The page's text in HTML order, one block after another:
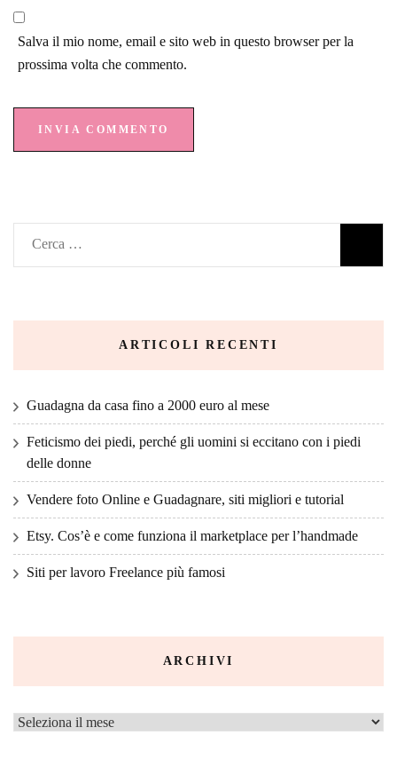
Salva il mio nome, email e sito web in questo browser per la
prossima volta che commento.
ARTICOLI RECENTI
Guadagna da casa fino a 2000 euro al mese
Feticismo dei piedi, perché gli uomini si eccitano con i piedi
delle donne
Vendere foto Online e Guadagnare, siti migliori e tutorial
Etsy. Cos’è e come funziona il marketplace per l’handmade
Siti per lavoro Freelance più famosi
ARCHIVI